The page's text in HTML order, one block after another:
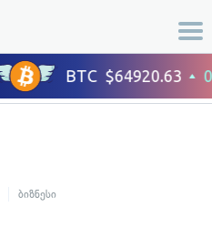
ბიზნესი